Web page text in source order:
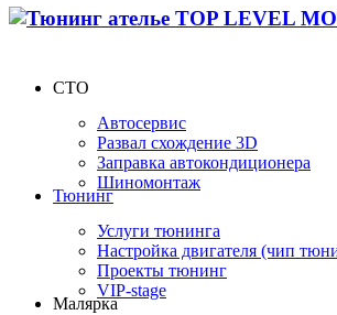
СТО
Автосервис
Развал схождение 3D
Заправка автокондиционера
Шиномонтаж
Тюнинг
Услуги тюнинга
Настройка двигателя (чип
Проекты тюнинг
VIP-stage
Малярка